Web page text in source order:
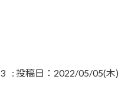
: 投稿日：2022/05/05(木)